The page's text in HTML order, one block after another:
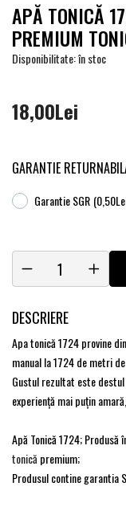
APĂ TONICĂ
PREMIUM
Disponibilitate: în stoc
18,00Lei
GARANTIE
Garantie SGR
DESCRIERE
Apa tonică 1724 provine
manual la 1724 de metri
Gustul rezultat este
experienţă mai puţin
Apă Tonică 1724;
tonică premium;
Produsul contine garantia